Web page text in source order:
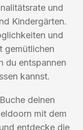
und
Kindergärten.
und
gemütlichen
du entspannen
kannst.
deinen
mit dem
entdecke die